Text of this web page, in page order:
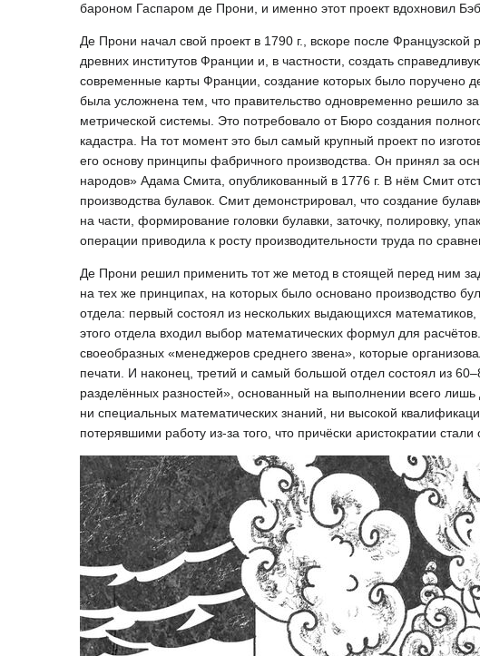
бароном Гаспаром де Прони, и именно этот проект вдохновил
Де Прони начал свой проект в 1790 г., вскоре после
древних институтов Франции и, в частности, создать
современные карты Франции, создание которых было поручено
была усложнена тем, что правительство одновременно решило
метрической системы. Это потребовало от Бюро создания
кадастра. На тот момент это был самый крупный проект по
его основу принципы фабричного производства. Он принял за
народов» Адама Смита, опубликованный в 1776 г. В нём Смит
производства булавок. Смит демонстрировал, что создание
на части, формирование головки булавки, заточку, полировку,
операции приводила к росту производительности труда по
Де Прони решил применить тот же метод в стоящей перед ним
на тех же принципах, на которых было основано производство
отдела: первый состоял из нескольких выдающихся
этого отдела входил выбор математических формул для
своеобразных «менеджеров среднего звена», которые
печати. ​И наконец, третий и самый большой отдел состоял из
разделённых разностей», основанный на выполнении всего
ни специальных математических знаний, ни высокой
потерявшими работу из-за того, что причёски аристократии